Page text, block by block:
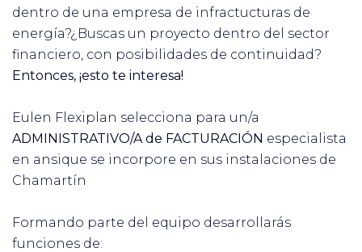
dentro de una empresa de infractucturas de
energía?¿Buscas un proyecto dentro del sector
financiero, con posibilidades de continuidad?
Entonces, ¡esto te interesa!
Eulen Flexiplan selecciona para un/a
ADMINISTRATIVO/A de FACTURACIÓN especialista
en ansique se incorpore en sus instalaciones de
Chamartín
Formando parte del equipo desarrollarás
funciones de: